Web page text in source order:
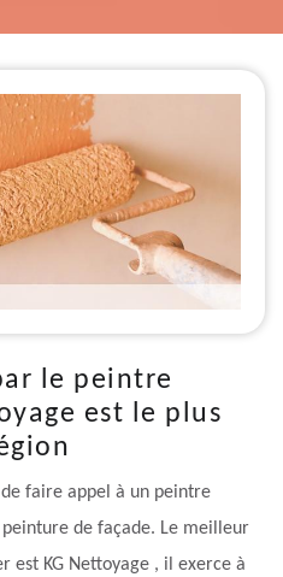
le peintre
est le plus
faire appel à un peintre
de façade. Le meilleur
est KG Nettoyage , il exerce à